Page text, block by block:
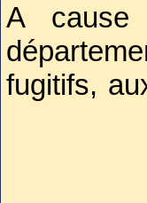
A cause
fugitifs,
et ceux
patriotes